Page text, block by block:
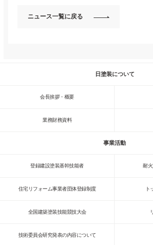
ニュース一覧に戻る
日塗装について
会長挨拶・概要
業務財務資料
事業活動
登録建設塗装基幹技能者 耐
住宅リフォーム事業者団体登録制度 ト
全国建築塗装技能競技大会
技術委員会研究発表の内容について